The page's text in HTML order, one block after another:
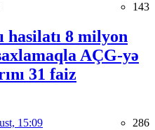
143
hasilatı 8 milyon
AÇG-yə
31 faiz
15:09 286